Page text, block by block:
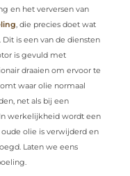
en het verversen van
, die precies doet wat
is een van de diensten
is gevuld met
draaien om ervoor te
waar olie normaal
net als bij een
werkelijkheid wordt een
olie is verwijderd en
Laten we eens